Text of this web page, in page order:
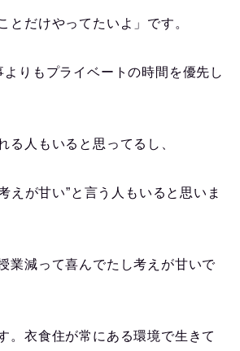
とだけやってたいよ」です。
りもプライベートの時間を優先し
る人もいると思ってるし、
えが甘い”と言う人もいると思いま
業減って喜んでたし考えが甘いで
。衣食住が常にある環境で生きて